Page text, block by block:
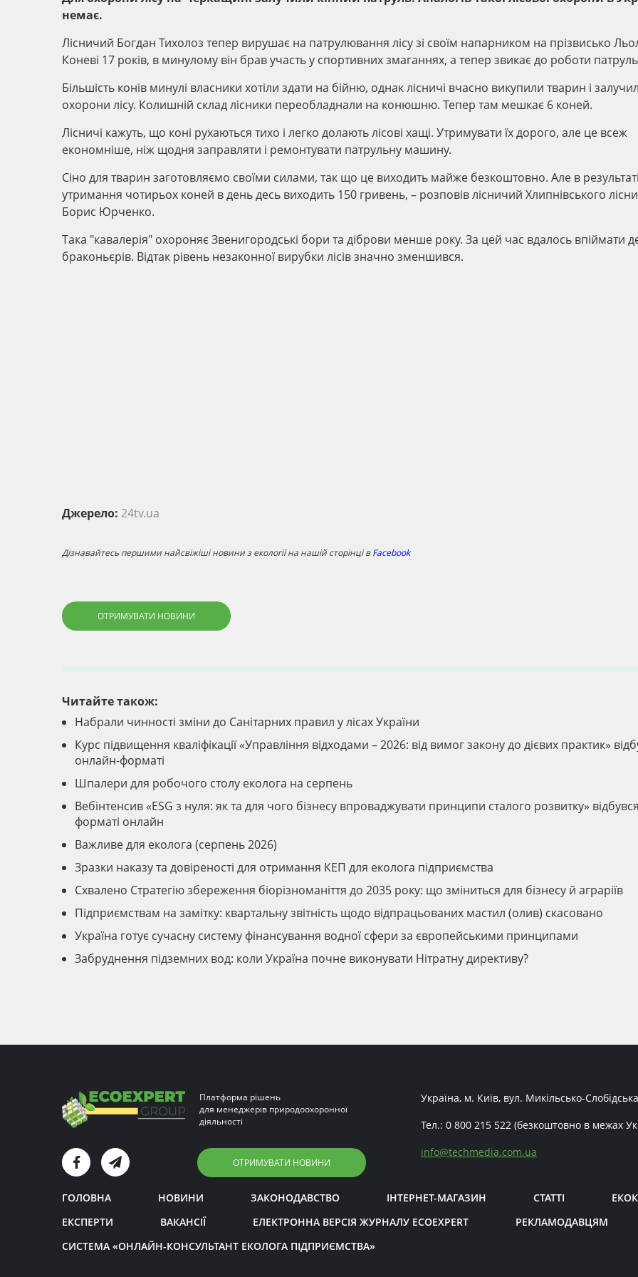
немає.
Лісничий Богдан Тихолоз тепер вирушає на патрулювання лісу зі своїм напарником на прізвисько
Коневі 17 років, в минулому він брав участь у спортивних змаганнях, а тепер звикає до роботи
Більшість конів минулі власники хотіли здати на бійню, однак лісничі вчасно викупили тварин і
охорони лісу. Колишній склад лісники переобладнали на конюшню. Тепер там мешкає 6 коней.
Лісничі кажуть, що коні рухаються тихо і легко долають лісові хащі. Утримувати їх дорого, але це всеж
економніше, ніж щодня заправляти і ремонтувати патрульну машину.
Сіно для тварин заготовляємо своїми силами, так що це виходить майже безкоштовно. Але в
утримання чотирьох коней в день десь виходить 150 гривень, – розповів лісничий Хлипнівського
Борис Юрченко.
Така "кавалерія" охороняє Звенигородські бори та діброви менше року. За цей час вдалось впіймати
браконьєрів. Відтак рівень незаконної вирубки лісів значно зменшився.
Джерело: 24tv.ua
Дізнавайтесь першими найсвіжіші новини з екології на нашій сторінці вFacebook
ОТРИМУВАТИ НОВИНИ
Читайте також:
Набрали чинності зміни до Санітарних правил у лісах України
Курс підвищення кваліфікації «Управління відходами – 2026: від вимог закону до дієвих практик»
онлайн-форматі
Шпалери для робочого столу еколога на серпень
Вебінтенсив «ESG з нуля: як та для чого бізнесу впроваджувати принципи сталого розвитку» відбувся
форматі онлайн
Важливе для еколога (серпень 2026)
Зразки наказу та довіреності для отримання КЕП для еколога підприємства
Схвалено Стратегію збереження біорізноманіття до 2035 року: що зміниться для бізнесу й аграріїв
Підприємствам на замітку: квартальну звітність щодо відпрацьованих мастил (олив) скасовано
Україна готує сучасну систему фінансування водної сфери за європейськими принципами
Забруднення підземних вод: коли Україна почне виконувати Нітратну директиву?
Платформа рішень
для менеджерів природоохоронної
діяльності
ОТРИМУВАТИ НОВИНИ
Україна, м. Київ, вул. Микільсько-
Тел.: 0 800 215 522 (безкоштовно в межах
info@techmedia.com.ua
ГОЛОВНА НОВИНИ ЗАКОНОДАВСТВО ІНТЕРНЕТ-МАГАЗИН СТАТТІ
ЕКСПЕРТИ
ВАКАНСІЇ ЕЛЕКТРОННА ВЕРСІЯ ЖУРНАЛУ ECOEXPERT РЕКЛАМОДАВЦЯМ
СИСТЕМА «ОНЛАЙН-КОНСУЛЬТАНТ ЕКОЛОГА ПІДПРИЄМСТВА»